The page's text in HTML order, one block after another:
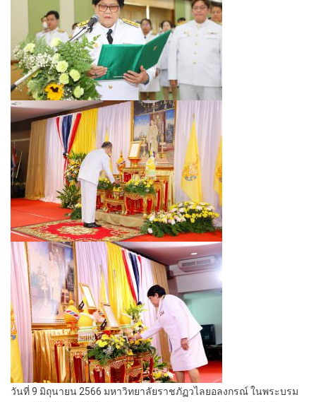
วันที่ 9 มิถุนายน 2566 มหาวิทยาลัยราชภัฏวไลยอลงกรณ์ ในพระบรม